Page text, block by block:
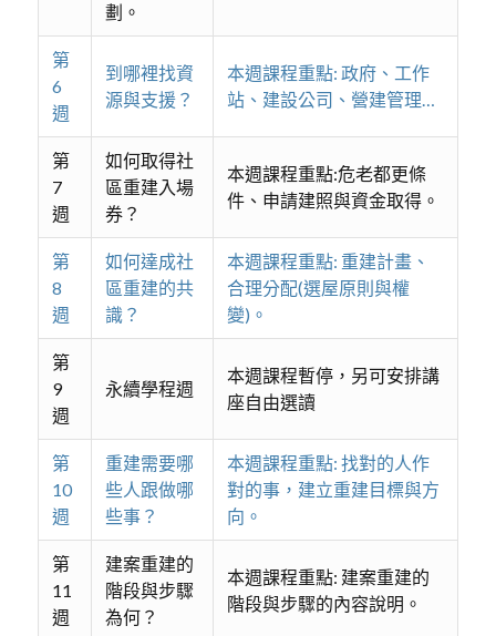
劃。
第
6
週
到哪裡找資
源與支援？
本週課程重點: 政府、工作
站、建設公司、營建管理…
第
7
週
如何取得社
區重建入場
券？
本週課程重點:危老都更條
件、申請建照與資金取得。
第
8
週
如何達成社
區重建的共
識？
本週課程重點: 重建計畫、
合理分配(選屋原則與權
變)。
第
9
週
永續學程週
本週課程暫停，另可安排講
座自由選讀
第
10
週
重建需要哪
些人跟做哪
些事？
本週課程重點: 找對的人作
對的事，建立重建目標與方
向。
第
11
週
建案重建的
階段與步驟
為何？
本週課程重點: 建案重建的
階段與步驟的內容說明。